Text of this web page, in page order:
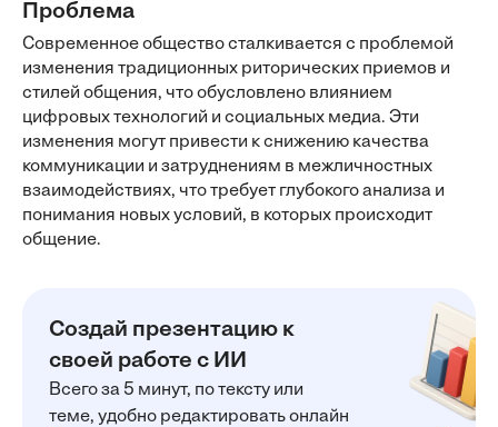
Проблема
Современное общество сталкивается с проблемой
изменения традиционных риторических приемов и
стилей общения, что обусловлено влиянием
цифровых технологий и социальных медиа. Эти
изменения могут привести к снижению качества
коммуникации и затруднениям в межличностных
взаимодействиях, что требует глубокого анализа и
понимания новых условий, в которых происходит
общение.
Создай презентацию к
своей работе с ИИ
Всего за 5 минут, по тексту или
теме, удобно редактировать онлайн